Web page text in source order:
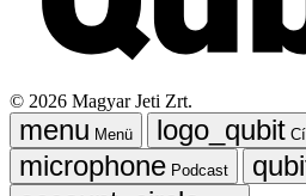
© 2026 Magyar Jeti Zrt.
Menü
Podcast